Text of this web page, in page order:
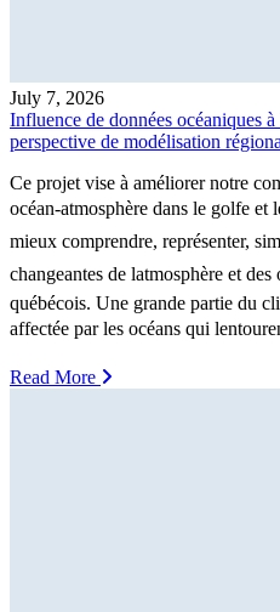
July 7, 2026
Influence de données océaniques
perspective de modélisation
Ce projet vise à améliorer notre
océan-atmosphère dans le golfe et
mieux comprendre, représenter,
changeantes de latmosphère et
québécois. Une grande partie du
affectée par les océans qui
Read More